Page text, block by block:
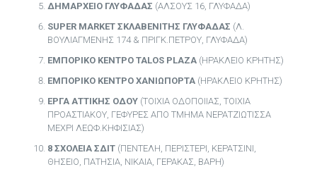
ΔΗΜΑΡΧΕΙΟ ΓΛΥΦΑΔΑΣ (ΑΛΣΟΥΣ 16, ΓΛΥΦΑΔΑ)
SUΡΕR ΜΑRΚΕΤ ΣΚΛΑΒΕΝΙΤΗΣ ΓΛΥΦΑΔΑΣ (Λ.
ΒΟΥΛΙΑΓΜΕΝΗΣ 174 & ΠΡΙΓΚ.ΠΕΤΡΟΥ, ΓΛΥΦΑΔΑ)
ΕΜΠΟΡΙΚΟ ΚΕΝΤΡΟ TALOS PLAZA(ΗΡΑΚΛΕΙΟ ΚΡΗΤΗΣ)
ΕΜΠΟΡΙΚΟ ΚΕΝΤΡΟ ΧΑΝΙΩΠΟΡΤΑ(ΗΡΑΚΛΕΙΟ ΚΡΗΤΗΣ)
ΕΡΓΑ ΑΤΤΙΚΗΣ ΟΔΟΥ(ΤΟΙΧΙΑ ΟΔΟΠΟΙΙΑΣ, ΤΟΙΧΙΑ
ΠΡΟΑΣΤΙΑΚΟΥ, ΓΕΦΥΡΕΣ ΑΠΟ ΤΜΗΜΑ ΝΕΡΑΤΖΙΩΤΙΣΣΑ
ΜΕΧΡΙ ΛΕΩΦ.ΚΗΦΙΣΙΑΣ)
8 ΣΧΟΛΕΙΑ ΣΔΙΤ(ΠΕΝΤΕΛΗ, ΠΕΡΙΣΤΕΡΙ, ΚΕΡΑΤΣΙΝΙ,
ΘΗΣΕΙΟ, ΠΑΤΗΣΙΑ, ΝΙΚΑΙΑ, ΓΕΡΑΚΑΣ, ΒΑΡΗ)